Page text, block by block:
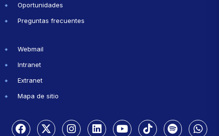
Oportunidades
Preguntas frecuentes
Webmail
Intranet
Extranet
Mapa de sitio